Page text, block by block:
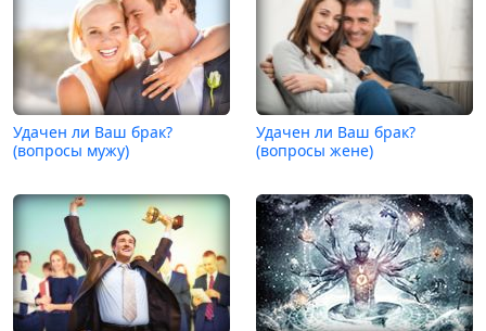
Удачен ли Ваш брак?
(вопросы мужу)
Удачен ли Ваш брак?
(вопросы жене)